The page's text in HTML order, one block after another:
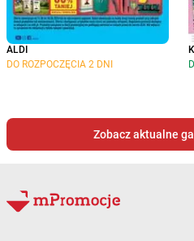
ALDI
DO ROZPOCZĘCIA 2 DNI
Zobacz aktualne